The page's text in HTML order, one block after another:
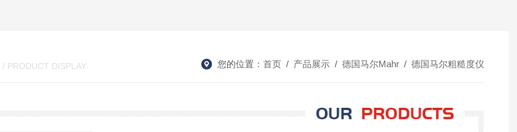
/ PRODUCT DISPLAY 您的位置： 首页 / 产品展示 / 德国马尔Mahr / 德国马尔粗糙度仪